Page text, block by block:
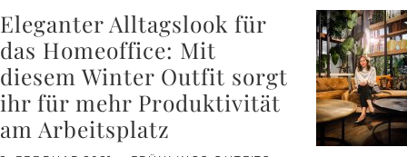
Eleganter Alltagslook für
das Homeoffice: Mit
diesem Winter Outfit sorgt
ihr für mehr Produktivität
am Arbeitsplatz